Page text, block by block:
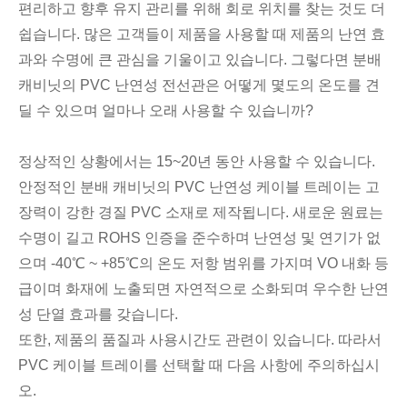
편리하고 향후 유지 관리를 위해 회로 위치를 찾는 것도 더
쉽습니다. 많은 고객들이 제품을 사용할 때 제품의 난연 효
과와 수명에 큰 관심을 기울이고 있습니다. 그렇다면 분배
캐비닛의 PVC 난연성 전선관은 어떻게 몇도의 온도를 견
딜 수 있으며 얼마나 오래 사용할 수 있습니까?
정상적인 상황에서는 15~20년 동안 사용할 수 있습니다.
안정적인 분배 캐비닛의 PVC 난연성 케이블 트레이는 고
장력이 강한 경질 PVC 소재로 제작됩니다. 새로운 원료는
수명이 길고 ROHS 인증을 준수하며 난연성 및 연기가 없
으며 -40℃ ~ +85℃의 온도 저항 범위를 가지며 VO 내화 등
급이며 화재에 노출되면 자연적으로 소화되며 우수한 난연
성 단열 효과를 갖습니다.
또한, 제품의 품질과 사용시간도 관련이 있습니다. 따라서
PVC 케이블 트레이를 선택할 때 다음 사항에 주의하십시
오.